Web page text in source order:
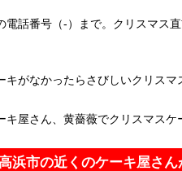
電話番号（-）まで。クリスマス
がなかったらさびしいクリスマ
屋さん、黄薔薇でクリスマスケ
浜市の近くのケーキ屋さん